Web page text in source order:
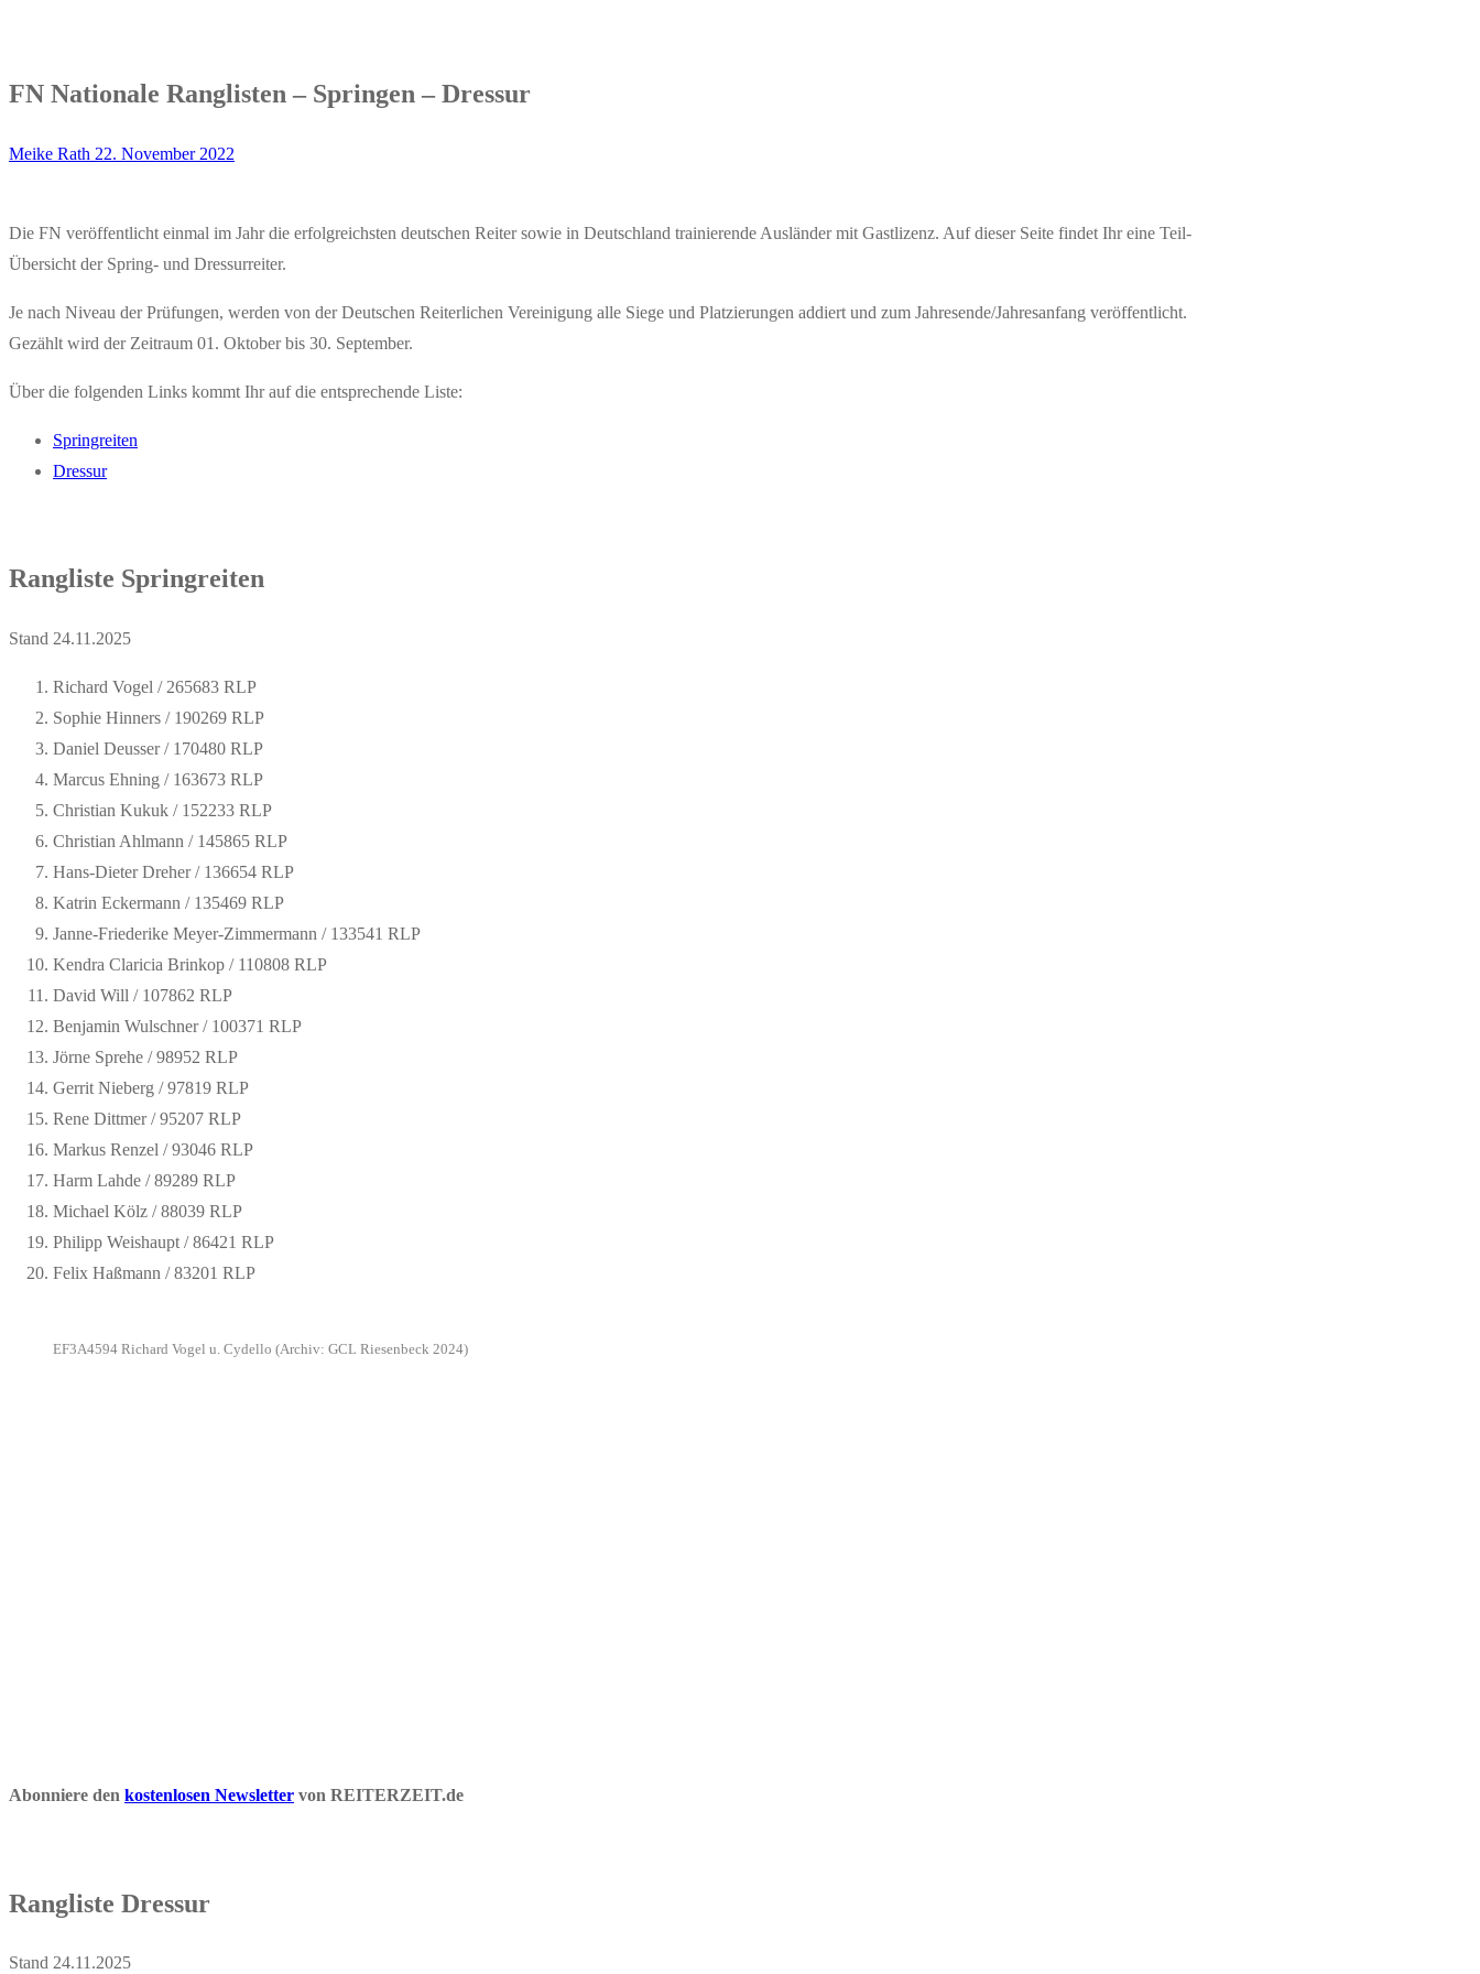
FN Nationale Ranglisten – Springen – Dressur
Meike Rath 22. November 2022
Die FN veröffentlicht einmal im Jahr die erfolgreichsten deutschen Reiter sowie in Deutschland trainierende Ausländer mit Gastlizenz. Auf dieser Seite findet Ihr eine Teil-
Übersicht der Spring- und Dressurreiter.
Je nach Niveau der Prüfungen, werden von der Deutschen Reiterlichen Vereinigung alle Siege und Platzierungen addiert und zum Jahresende/Jahresanfang veröffentlicht.
Gezählt wird der Zeitraum 01. Oktober bis 30. September.
Über die folgenden Links kommt Ihr auf die entsprechende Liste:
Springreiten
Dressur
Rangliste Springreiten
Stand 24.11.2025
Richard Vogel / 265683 RLP
Sophie Hinners / 190269 RLP
Daniel Deusser / 170480 RLP
Marcus Ehning / 163673 RLP
Christian Kukuk / 152233 RLP
Christian Ahlmann / 145865 RLP
Hans-Dieter Dreher / 136654 RLP
Katrin Eckermann / 135469 RLP
Janne-Friederike Meyer-Zimmermann / 133541 RLP
Kendra Claricia Brinkop / 110808 RLP
David Will / 107862 RLP
Benjamin Wulschner / 100371 RLP
Jörne Sprehe / 98952 RLP
Gerrit Nieberg / 97819 RLP
Rene Dittmer / 95207 RLP
Markus Renzel / 93046 RLP
Harm Lahde / 89289 RLP
Michael Kölz / 88039 RLP
Philipp Weishaupt / 86421 RLP
Felix Haßmann / 83201 RLP
EF3A4594 Richard Vogel u. Cydello (Archiv: GCL Riesenbeck 2024)
Abonniere den kostenlosen Newsletter von REITERZEIT.de
Rangliste Dressur
Stand 24.11.2025